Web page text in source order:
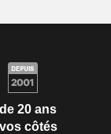
20 ans
côtés